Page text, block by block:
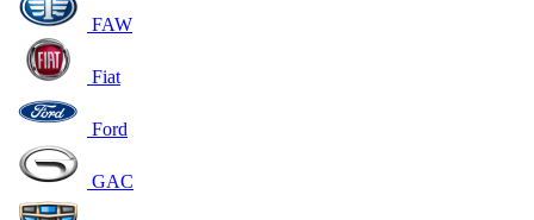
FAW
Fiat
Ford
GAC